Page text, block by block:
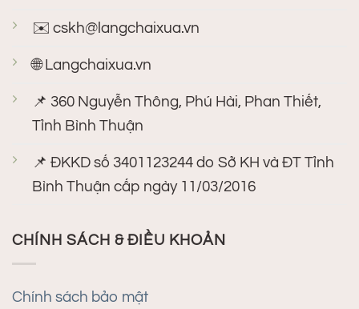
✉️ cskh@langchaixua.vn
🌐 Langchaixua.vn
📌 360 Nguyễn Thông, Phú Hài, Phan Thiết,
Tỉnh Bình Thuận
📌 ĐKKD số 3401123244 do Sở KH và ĐT Tỉnh
Bình Thuận cấp ngày 11/03/2016
CHÍNH SÁCH & ĐIỀU KHOẢN
Chính sách bảo mật